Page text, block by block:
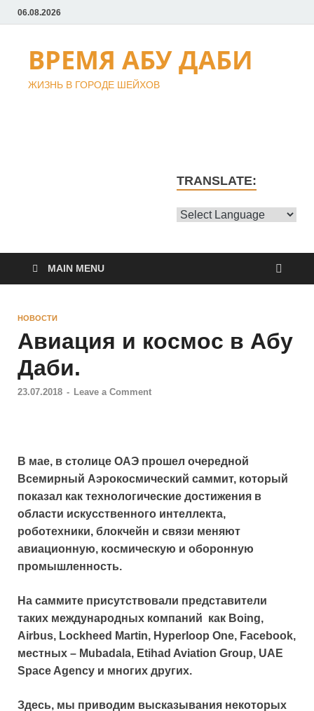
06.08.2026
ВРЕМЯ АБУ ДАБИ
ЖИЗНЬ В ГОРОДЕ ШЕЙХОВ
TRANSLATE:
MAIN MENU
НОВОСТИ
Авиация и космос в Абу
Даби.
23.07.2018 - Leave a Comment
В маe, в столице ОАЭ прошел очередной
Всемирный Аэрокосмический саммит, который
показал как технологические достижения в
области искусственного интеллекта,
роботехники, блокчейн и связи меняют
авиационную, космическую и оборонную
промышленность.
На саммите присутствовали представители
таких международных компаний как Boing,
Airbus, Lockheed Martin, Hyperloop One, Facebook,
местных – Mubadala, Etihad Aviation Group, UAE
Space Agency и многих других.
Здесь, мы приводим высказывания некоторых